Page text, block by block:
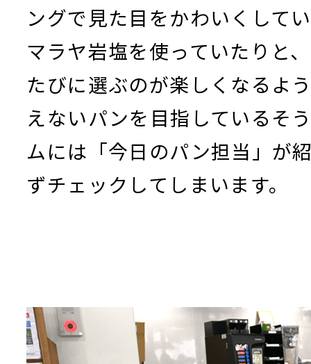
ングで見た目をかわいくして
マラヤ岩塩を使っていたりと
たびに選ぶのが楽しくなるよ
えないパンを目指しているそ
ムには「今日のパン担当」が
ずチェックしてしまいます。